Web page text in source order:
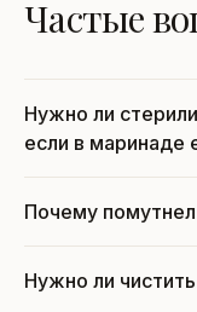
Частые
Нужно ли
если в маринаде
Почему
Нужно ли